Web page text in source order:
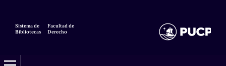
Sistema de
Bibliotecas
Facultad de
Derecho